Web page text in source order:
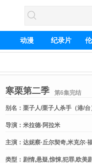
动漫 纪录片
寒栗第二季 第6集完结
别名： 栗子人/栗子人杀手（港/台
导演： 米拉德·阿拉米
主演： 达妮察·丘尔契奇,米克尔·
类型： 剧情,悬疑,惊悚,犯罪,欧美